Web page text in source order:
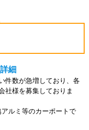
細
件数が急増しており、各
社様を募集しておりま
ルミ等のカーポートで